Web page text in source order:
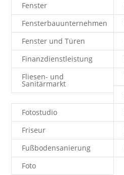
Fenster
Fensterbauunternehmen
Fenster und Türen
Finanzdienstleistung
Fliesen- und
Sanitärmarkt
Fotostudio
Friseur
Fußbodensanierung
Foto